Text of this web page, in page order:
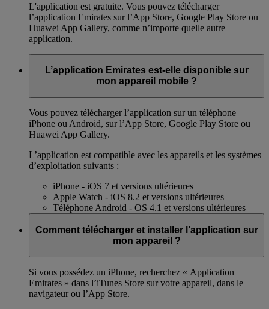
L'application est gratuite. Vous pouvez télécharger
l’application Emirates sur l’App Store, Google Play Store ou
Huawei App Gallery, comme n’importe quelle autre
application.
L’application Emirates est-elle disponible sur
mon appareil mobile ?
Vous pouvez télécharger l’application sur un téléphone
iPhone ou Android, sur l’App Store, Google Play Store ou
Huawei App Gallery.
L’application est compatible avec les appareils et les systèmes
d’exploitation suivants :
iPhone - iOS 7 et versions ultérieures
Apple Watch - iOS 8.2 et versions ultérieures
Téléphone Android - OS 4.1 et versions ultérieures
Comment télécharger et installer l’application sur
mon appareil ?
Si vous possédez un iPhone, recherchez « Application
Emirates » dans l’iTunes Store sur votre appareil, dans le
navigateur ou l’App Store.